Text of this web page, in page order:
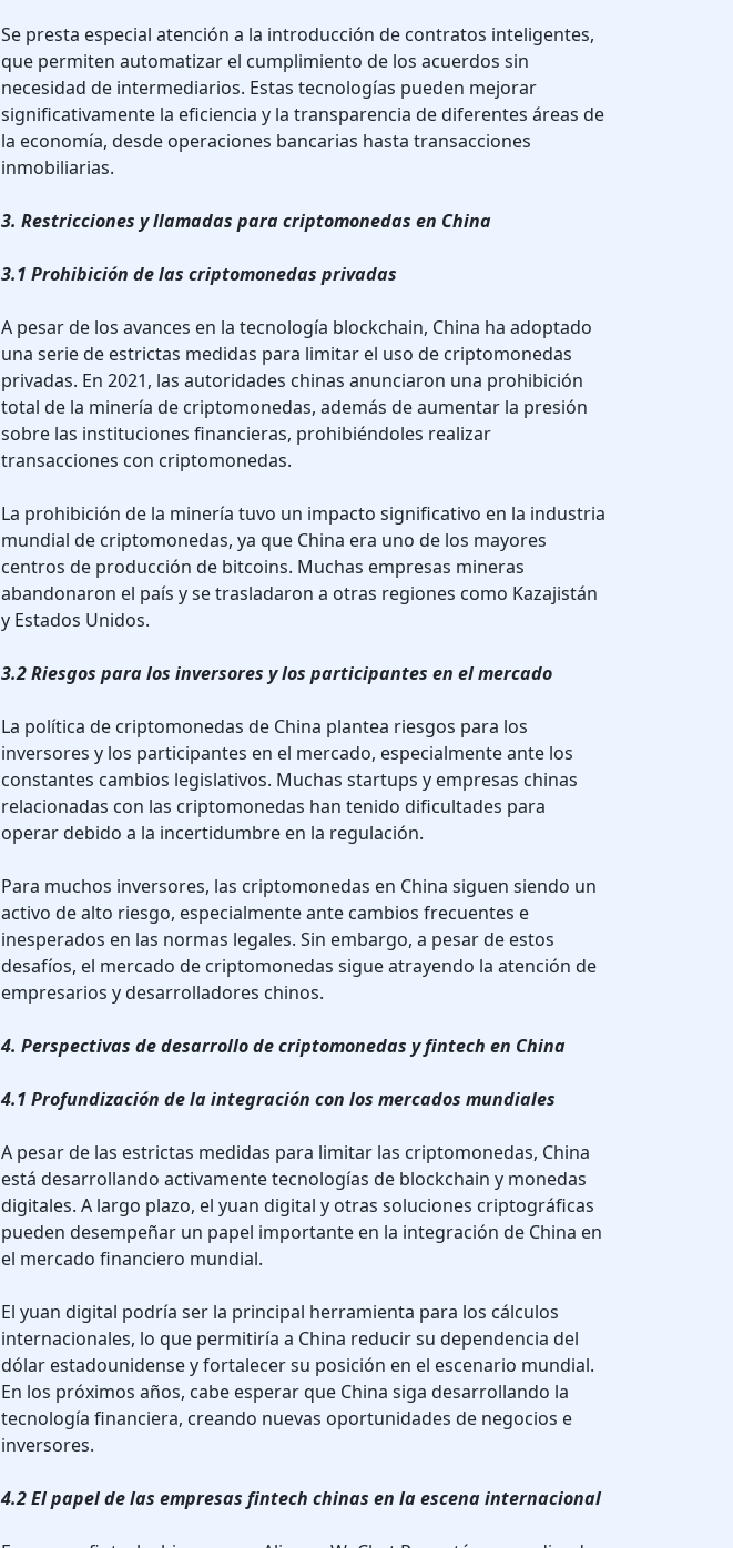
Se presta especial atención a la introducción de contratos inteligentes,
que permiten automatizar el cumplimiento de los acuerdos sin
necesidad de intermediarios. Estas tecnologías pueden mejorar
significativamente la eficiencia y la transparencia de diferentes áreas de
la economía, desde operaciones bancarias hasta transacciones
inmobiliarias.
3. Restricciones y llamadas para criptomonedas en China
3.1 Prohibición de las criptomonedas privadas
A pesar de los avances en la tecnología blockchain, China ha adoptado
una serie de estrictas medidas para limitar el uso de criptomonedas
privadas. En 2021, las autoridades chinas anunciaron una prohibición
total de la minería de criptomonedas, además de aumentar la presión
sobre las instituciones financieras, prohibiéndoles realizar
transacciones con criptomonedas.
La prohibición de la minería tuvo un impacto significativo en la industria
mundial de criptomonedas, ya que China era uno de los mayores
centros de producción de bitcoins. Muchas empresas mineras
abandonaron el país y se trasladaron a otras regiones como Kazajistán
y Estados Unidos.
3.2 Riesgos para los inversores y los participantes en el mercado
La política de criptomonedas de China plantea riesgos para los
inversores y los participantes en el mercado, especialmente ante los
constantes cambios legislativos. Muchas startups y empresas chinas
relacionadas con las criptomonedas han tenido dificultades para
operar debido a la incertidumbre en la regulación.
Para muchos inversores, las criptomonedas en China siguen siendo un
activo de alto riesgo, especialmente ante cambios frecuentes e
inesperados en las normas legales. Sin embargo, a pesar de estos
desafíos, el mercado de criptomonedas sigue atrayendo la atención de
empresarios y desarrolladores chinos.
4. Perspectivas de desarrollo de criptomonedas y fintech en China
4.1 Profundización de la integración con los mercados mundiales
A pesar de las estrictas medidas para limitar las criptomonedas, China
está desarrollando activamente tecnologías de blockchain y monedas
digitales. A largo plazo, el yuan digital y otras soluciones criptográficas
pueden desempeñar un papel importante en la integración de China en
el mercado financiero mundial.
El yuan digital podría ser la principal herramienta para los cálculos
internacionales, lo que permitiría a China reducir su dependencia del
dólar estadounidense y fortalecer su posición en el escenario mundial.
En los próximos años, cabe esperar que China siga desarrollando la
tecnología financiera, creando nuevas oportunidades de negocios e
inversores.
4.2 El papel de las empresas fintech chinas en la escena internacional